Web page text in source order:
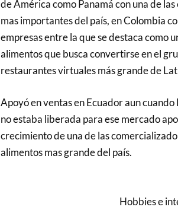
de América como Panamá con una de las
mas importantes del país, en Colombia
empresas entre la que se destaca como
alimentos que busca convertirse en el
restaurantes virtuales más grande de
Apoyó en ventas en Ecuador aun cuando
no estaba liberada para ese mercado
crecimiento de una de las
alimentos mas grande del país.
Hobbies e